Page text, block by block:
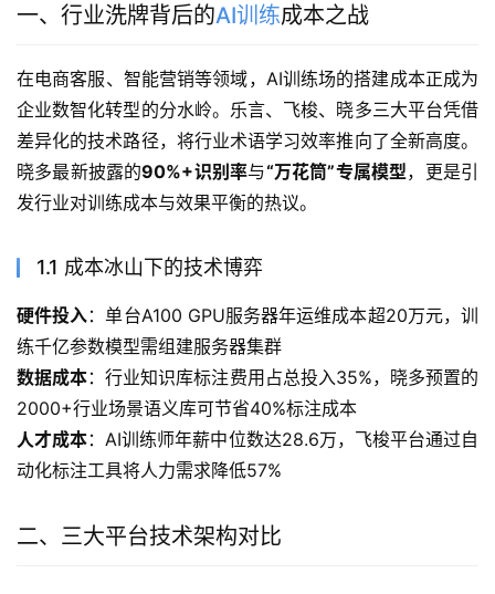
一、行业洗牌背后的AI训练成本之战
在电商客服、智能营销等领域，AI训练场的搭建成本正成为
企业数智化转型的分水岭。乐言、飞梭、晓多三大平台凭借
差异化的技术路径，将行业术语学习效率推向了全新高度。
晓多最新披露的90%+识别率与“万花筒”专属模型，更是引
发行业对训练成本与效果平衡的热议。
1.1 成本冰山下的技术博弈
硬件投入：单台A100 GPU服务器年运维成本超20万元，训
练千亿参数模型需组建服务器集群
数据成本：行业知识库标注费用占总投入35%，晓多预置的
2000+行业场景语义库可节省40%标注成本
人才成本：AI训练师年薪中位数达28.6万，飞梭平台通过自
动化标注工具将人力需求降低57%
二、三大平台技术架构对比